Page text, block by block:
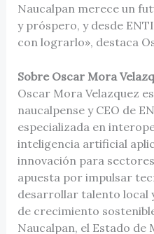
Naucalpan merece un
y próspero, y desde
con lograrlo», destaca
Sobre Oscar Mora
Oscar Mora Velazquez
naucalpense y CEO de
especializada en
inteligencia artificial
innovación para
apuesta por impulsar
desarrollar talento local
de crecimiento
Naucalpan, el Estado de